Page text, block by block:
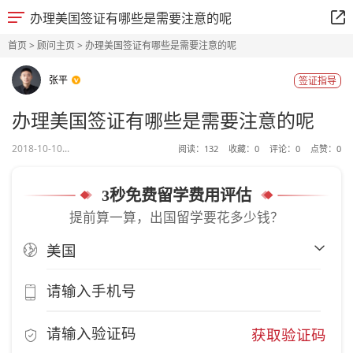
办理美国签证有哪些是需要注意的呢
首页> 顾问主页> 办理美国签证有哪些是需要注意的呢
张平 签证指导
办理美国签证有哪些是需要注意的呢
2018-10-10... 阅读： 132 收藏： 0 评论： 0 点赞： 0
3秒免费留学费用评估
提前算一算，出国留学要花多少钱？
获取验证码